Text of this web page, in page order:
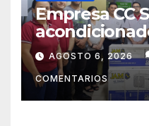
Empresa CC
maternidad
Concepción
AGOSTO 6, 2026
COMENTARIOS